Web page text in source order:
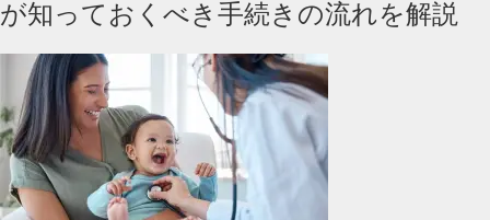
が知っておくべき手続きの流れを解説